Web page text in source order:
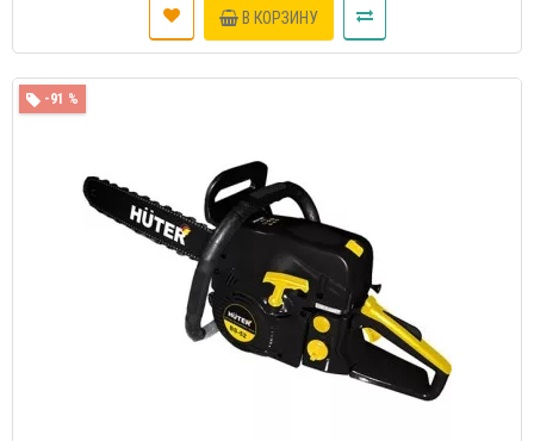
В КОРЗИНУ
-91 %